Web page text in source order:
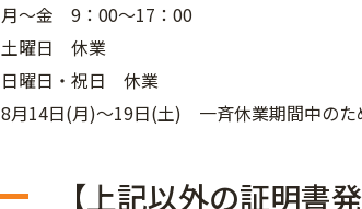
月～金 9：00～17：00
土曜日 休業
日曜日・祝日 休業
8月14日(月)～19日(土) 一斉休業期間中のた
【上記以外の証明書発